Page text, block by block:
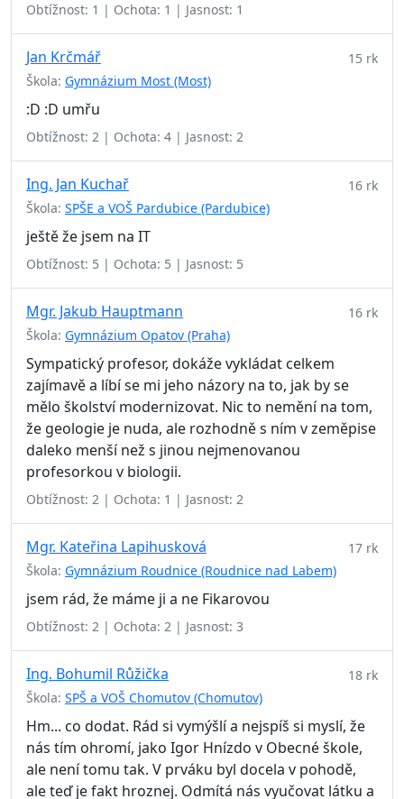
Obtížnost: 1 | Ochota: 1 | Jasnost: 1
Jan Krčmář
Škola: Gymnázium Most (Most)
15 rk
:D :D umřu
Obtížnost: 2 | Ochota: 4 | Jasnost: 2
Ing. Jan Kuchař
Škola: SPŠE a VOŠ Pardubice (Pardubice)
16 rk
ještě že jsem na IT
Obtížnost: 5 | Ochota: 5 | Jasnost: 5
Mgr. Jakub Hauptmann
Škola: Gymnázium Opatov (Praha)
16 rk
Sympatický profesor, dokáže vykládat celkem
zajímavě a líbí se mi jeho názory na to, jak by se
mělo školství modernizovat. Nic to nemění na tom,
že geologie je nuda, ale rozhodně s ním v zeměpise
daleko menší než s jinou nejmenovanou
profesorkou v biologii.
Obtížnost: 2 | Ochota: 1 | Jasnost: 2
Mgr. Kateřina Lapihusková
Škola: Gymnázium Roudnice (Roudnice nad Labem)
17 rk
jsem rád, že máme ji a ne Fikarovou
Obtížnost: 2 | Ochota: 2 | Jasnost: 3
Ing. Bohumil Růžička
Škola: SPŠ a VOŠ Chomutov (Chomutov)
18 rk
Hm... co dodat. Rád si vymýšlí a nejspíš si myslí, že
nás tím ohromí, jako Igor Hnízdo v Obecné škole,
ale není tomu tak. V prváku byl docela v pohodě,
ale teď je fakt hroznej. Odmítá nás vyučovat látku a